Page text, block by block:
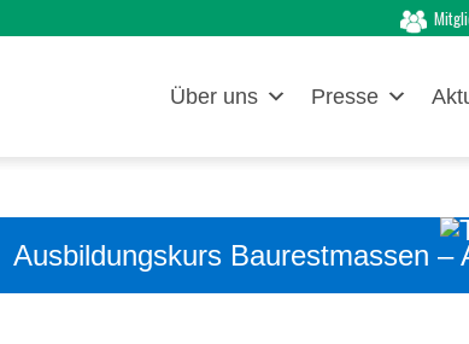
Über uns Presse
Ausbildungskurs Baurestmassen –